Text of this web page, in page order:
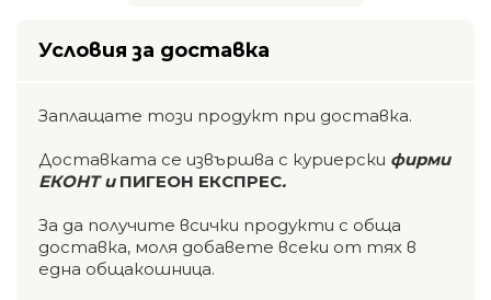
Условия за доставка
Заплащате този продукт при доставка.
Доставката се извършва с куриерски фирми
ЕКОНТ и ПИГЕОН ЕКСПРЕС.
За да получите всички продукти с обща
доставка, моля добавете всеки от тях в
една общакошница.